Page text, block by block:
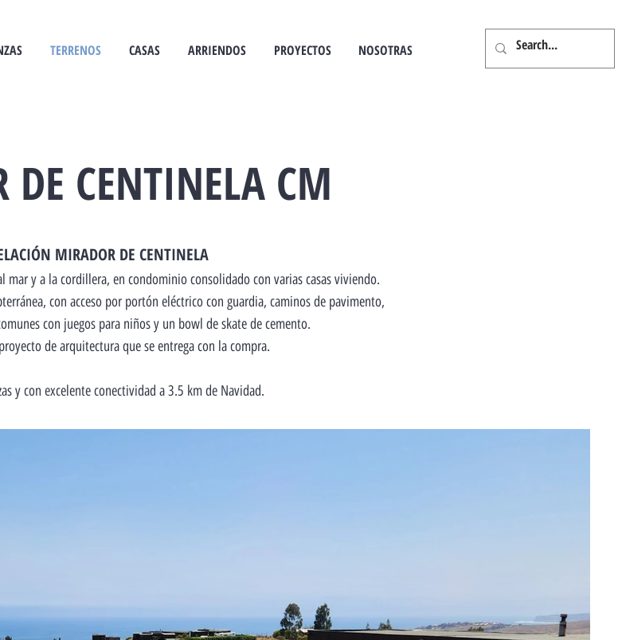
TERRENOS CASAS ARRIENDOS PROYECTOS NOSOTRAS
DE CENTINELA CM
MIRADOR DE CENTINELA
y a la cordillera, en condominio consolidado con varias casas viviendo.
con acceso por portón eléctrico con guardia, caminos de pavimento,
con juegos para niños y un bowl de skate de cemento.
de arquitectura que se entrega con la compra.
y con excelente conectividad a 3.5 km de Navidad.